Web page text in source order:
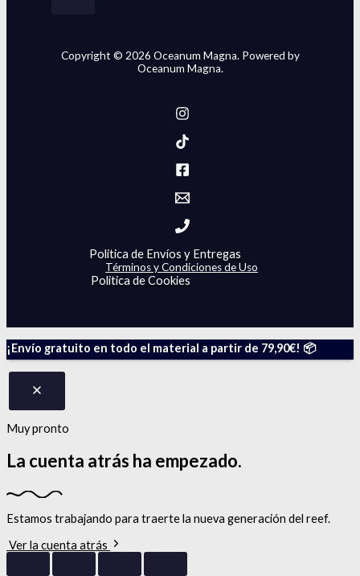
Copyright © 2026 Oceanum Magna. Powered by
Oceanum Magna.
Politica de Envíos y Entregas
Términos y Condiciones de Uso
Politica de Cookies
¡Envío gratuito en todo el material a partir de 79,90€! 📦
Muy pronto
La cuenta atrás ha empezado.
Estamos trabajando para traerte la nueva generación del reef.
Ver la cuenta atrás